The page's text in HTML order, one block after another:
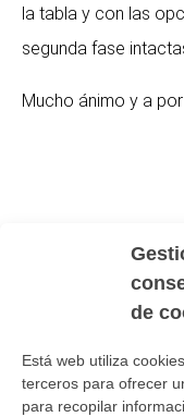
de
Está web utiliza
terceros para ofrecer
para recopilar
la tabla y con las
segunda fase
Mucho ánimo y a